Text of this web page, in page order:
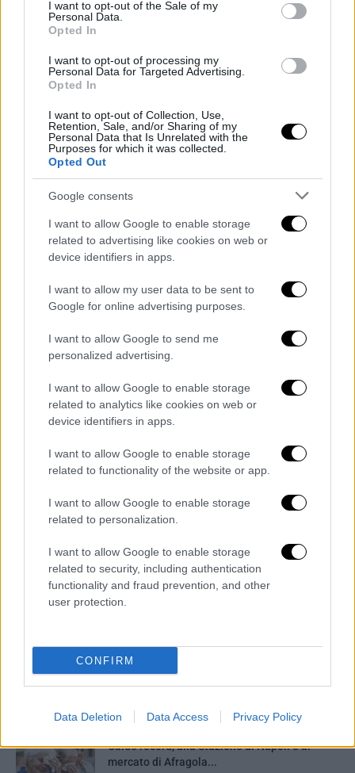
I want to opt-out of the Sale of my
Personal Data.
Opted In
I want to opt-out of processing my
Personal Data for Targeted Advertising.
Opted In
I want to opt-out of Collection, Use,
Retention, Sale, and/or Sharing of my
Personal Data that Is Unrelated with the
Purposes for which it was collected.
Opted Out
Google consents
I want to allow Google to enable storage
related to advertising like cookies on web or
device identifiers in apps.
I want to allow my user data to be sent to
Google for online advertising purposes.
I want to allow Google to send me
personalized advertising.
I want to allow Google to enable storage
related to analytics like cookies on web or
device identifiers in apps.
I want to allow Google to enable storage
related to functionality of the website or app.
I want to allow Google to enable storage
related to personalization.
I want to allow Google to enable storage
related to security, including authentication
functionality and fraud prevention, and other
user protection.
CONFIRM
Data Deletion Data Access Privacy Policy
«La notizia è importante, abbiamo
bisogno di tempo!»
126g 20h 35m 46s
Aggiornamento imminente
ARTICOLI IN PRIMO PIANO
trovato nel Salernitano: indagano i
Carabinieri
Redazione
Il cadavere di un uomo in avanzato stato di decomposizione è stato
trovato ad Angri (Salerno), nei pressi dell'ingresso dei depuratori
Mazzette in cambio d’appalti, chiuse le
VIDEO/ L’addio a Luca Esposito, è l’ora di far
prevalere il...
Allerta meteo gialla per temporali improvvisi
e intensi sulla Campania
Caldo record, alla Stazione di Napoli e al
mercato di Afragola...